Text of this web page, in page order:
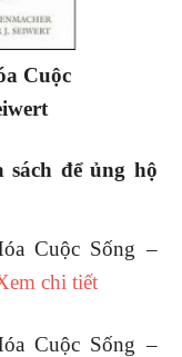
Cuộc
sách để ủng hộ
Cuộc Sống –
chi tiết
Cuộc Sống –